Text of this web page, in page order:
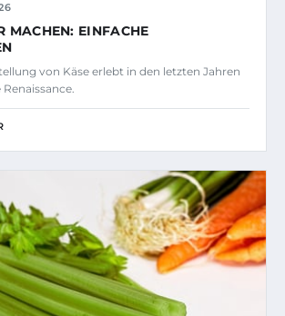
MACHEN: EINFACHE
von Käse erlebt in den letzten Jahren